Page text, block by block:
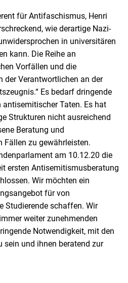
für Antifaschismus, Henri
wie derartige Nazi-
in universitären
kann. Die Reihe an
Vorfällen und die
der Verantwortlichen an der
Es bedarf dringende
Taten. Es hat
Strukturen nicht ausreichend
Beratung und
Fällen zu gewährleisten.
am 10.12.20 die
ersten Antisemitismusberatung
Wir möchten ein
für von
Studierende schaffen. Wir
weiter zunehmenden
Notwendigkeit, mit den
sein und ihnen beratend zur